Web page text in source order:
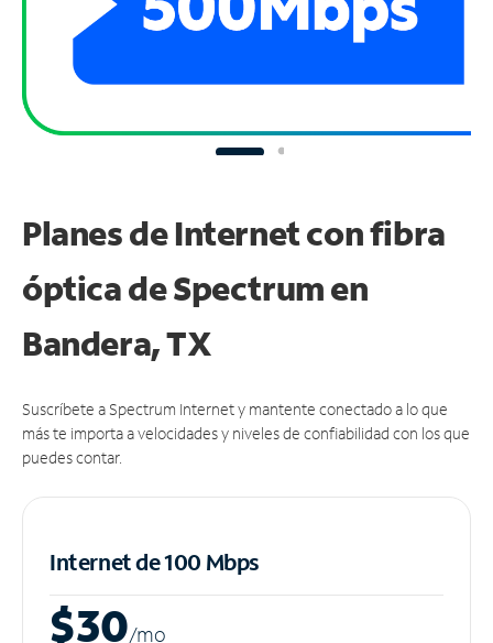
Planes de Internet con fibra
óptica de Spectrum en
Bandera, TX
Suscríbete a Spectrum Internet y mantente conectado a lo que
más te importa a velocidades y niveles de confiabilidad con los que
puedes contar.
Internet de 100 Mbps
$30/mo